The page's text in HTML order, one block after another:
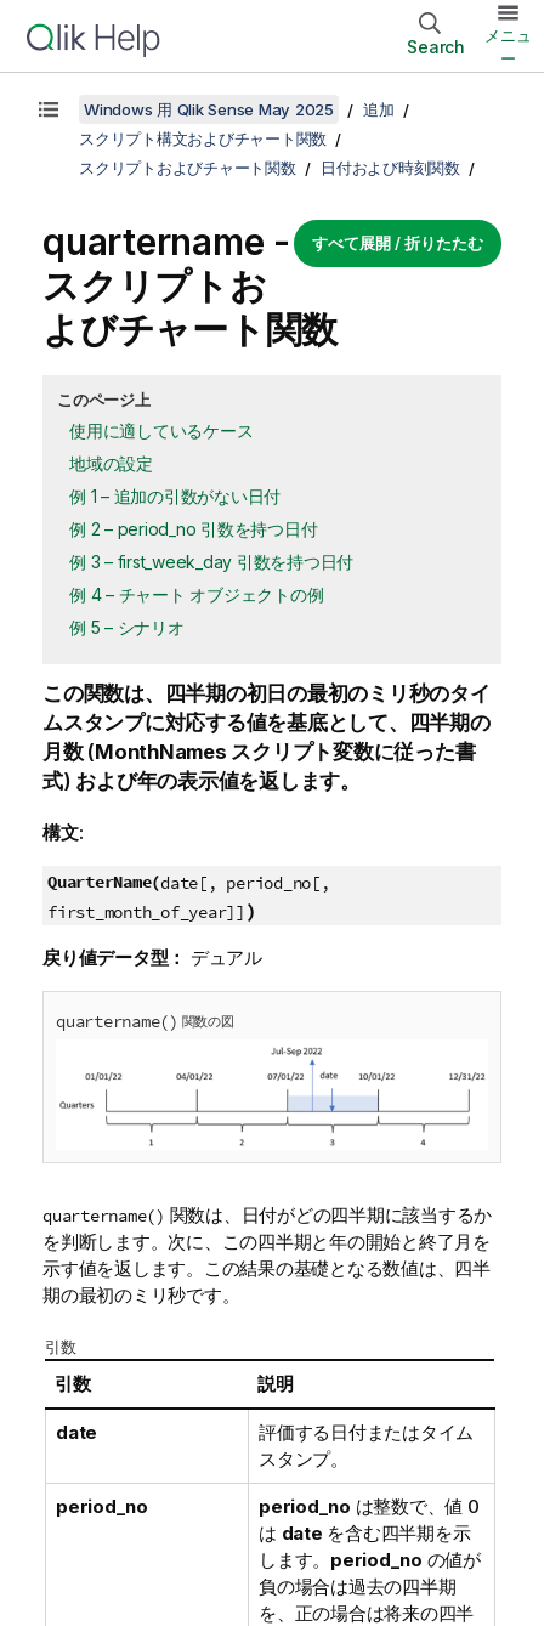
Search
メニュ
ー
Windows 用 Qlik Sense May 2025
追加
スクリプト構文およびチャート関数
スクリプトおよびチャート関数
日付および時刻関数
すべて展開 / 折りたたむ
quartername -
スクリプトお
よびチャート関数
このページ上
使用に適しているケース
地域の設定
例 1 – 追加の引数がない日付
例 2 – period_no 引数を持つ日付
例 3 – first_week_day 引数を持つ日付
例 4 – チャート オブジェクトの例
例 5 – シナリオ
この関数は、四半期の初日の最初のミリ秒のタイ
ムスタンプに対応する値を基底として、四半期の
月数 (MonthNames スクリプト変数に従った書
式) および年の表示値を返します。
構文:
QuarterName(date[, period_no[,
first_month_of_year]] )
戻り値データ型： デュアル
quartername() 関数の図
quartername() 関数は、日付がどの四半期に該当するか
を判断します。次に、この四半期と年の開始と終了月を
示す値を返します。この結果の基礎となる数値は、四半
期の最初のミリ秒です。
引数
引数 説明
date
評価する日付またはタイム
スタンプ。
period_no period_no は整数で、値 0
は date を含む四半期を示
します。 period_no の値が
負の場合は過去の四半期
を、正の場合は将来の四半